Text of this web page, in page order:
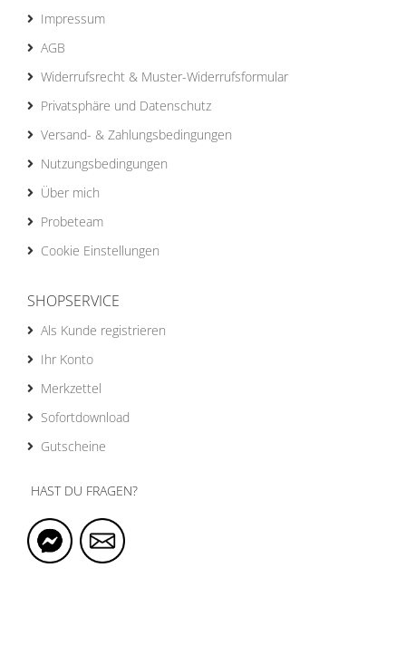
Impressum
AGB
Widerrufsrecht & Muster-Widerrufsformular
Privatsphäre und Datenschutz
Versand- & Zahlungsbedingungen
Nutzungsbedingungen
Über mich
Probeteam
Cookie Einstellungen
SHOPSERVICE
Als Kunde registrieren
Ihr Konto
Merkzettel
Sofortdownload
Gutscheine
HAST DU FRAGEN?